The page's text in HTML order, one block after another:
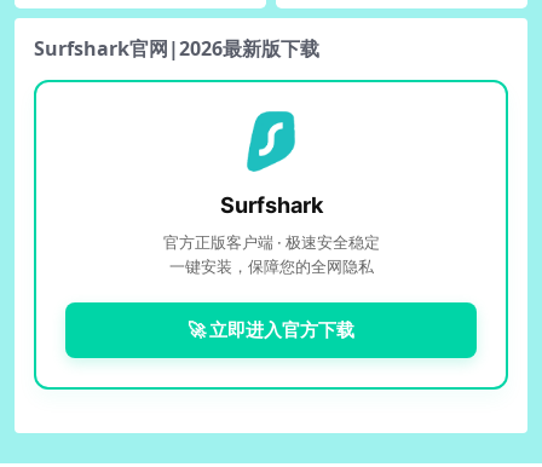
Surfshark官网|2026最新版下载
Surfshark
官方正版客户端 · 极速安全稳定
一键安装，保障您的全网隐私
🚀 立即进入官方下载